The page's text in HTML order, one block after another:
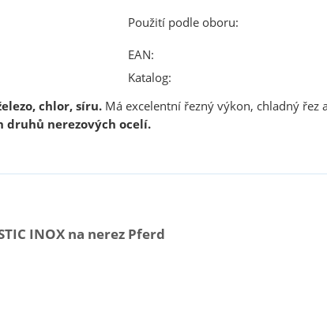
Použití podle oboru:
EAN:
Katalog:
chlor, síru. Má excelentní řezný výkon, chladný
druhů nerezových ocelí.
INOX na nerez Pferd